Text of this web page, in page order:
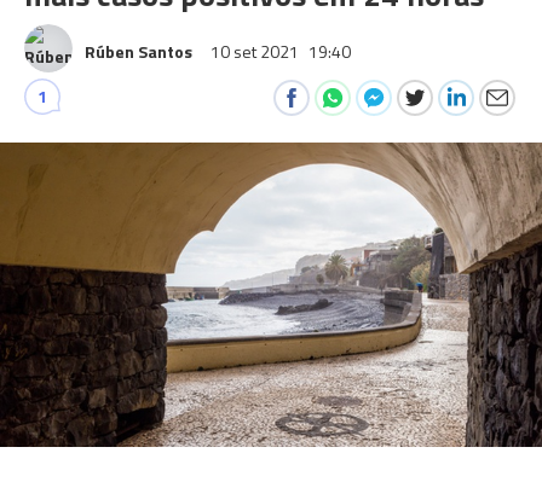
Rúben Santos 10 set 2021 19:40
1